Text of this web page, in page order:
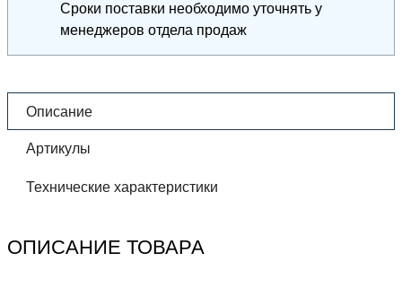
Сроки поставки необходимо уточнять у
менеджеров отдела продаж
Описание
Артикулы
Технические характеристики
ОПИСАНИЕ ТОВАРА